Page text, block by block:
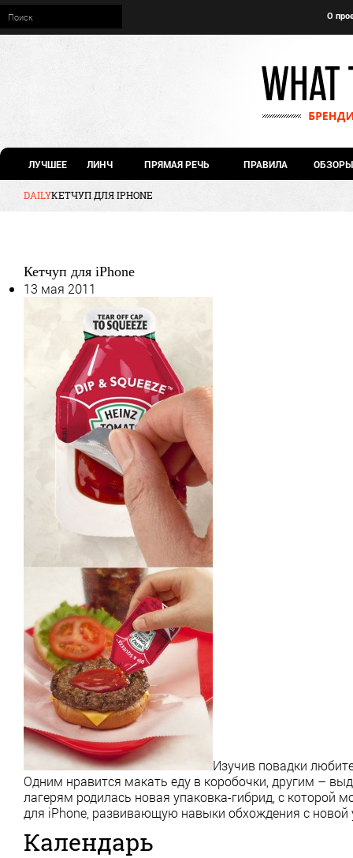
О
ЛУЧШЕЕ ЛИНЧ ПРЯМАЯ РЕЧЬ ПРАВИЛА ОБЗОРЫ
DAILYКЕТЧУП ДЛЯ IPHONE
Кетчуп для iPhone
13 мая 2011
Изучив повадки
Одним нравится макать еду в коробочки, другим –
лагерям родилась новая упаковка-гибрид, с которой
для iPhone, развивающую навыки обхождения с новой
Календарь